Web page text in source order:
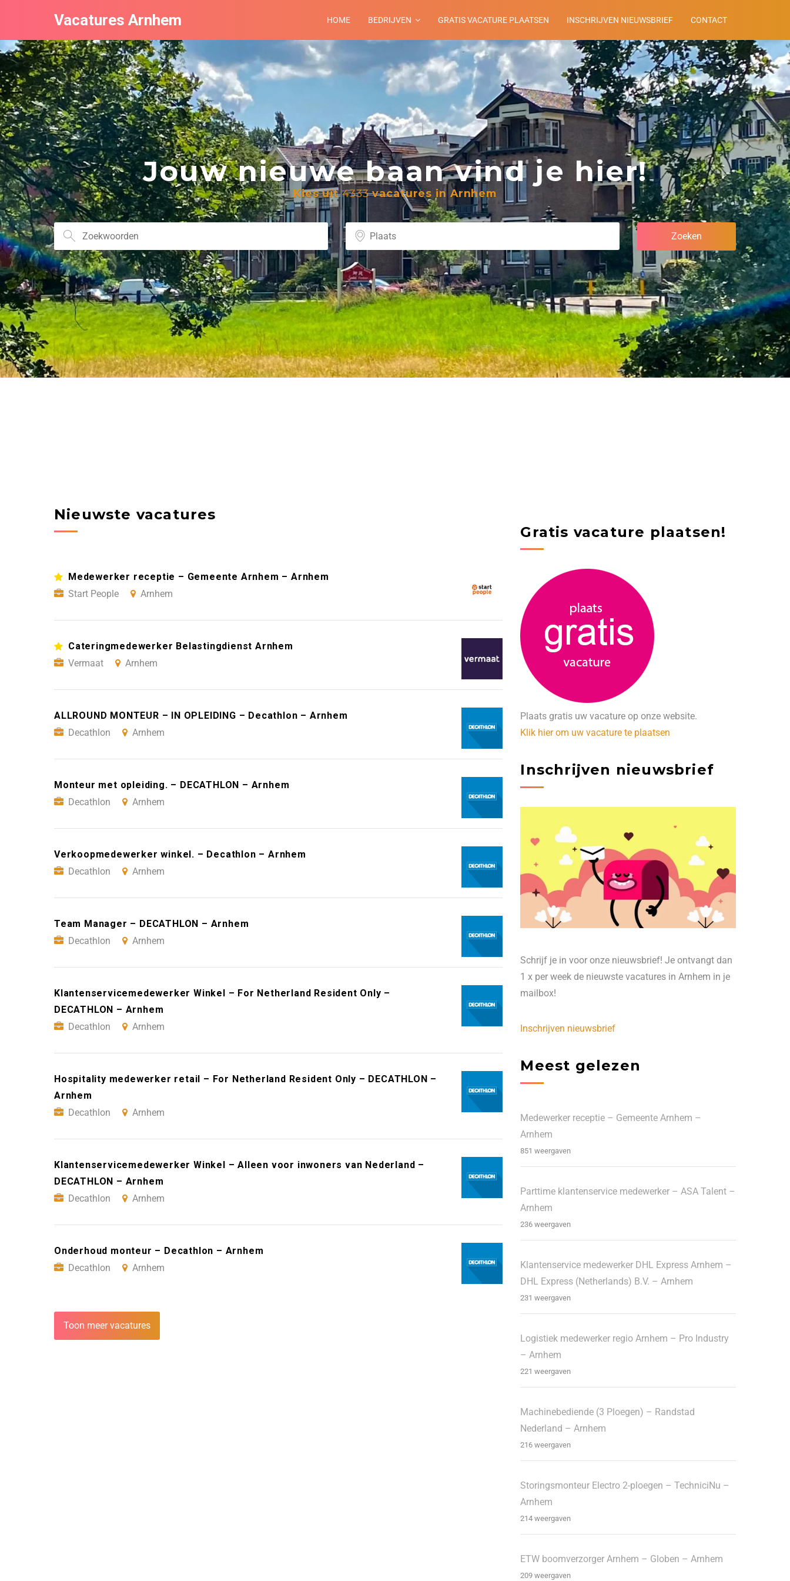
Vacatures Arnhem HOME BEDRIJVEN GRATIS VACATURE PLAATSEN INSCHRIJVEN NIEUWSBRIEF CONTACT
Jouw nieuwe baan vind je hier!
Kies uit4333vacatures in Arnhem
Nieuwste vacatures
Medewerker receptie – Gemeente Arnhem – Arnhem
Start People
Arnhem
Cateringmedewerker Belastingdienst Arnhem
Vermaat
Arnhem
ALLROUND MONTEUR – IN OPLEIDING – Decathlon – Arnhem
Decathlon
Arnhem
Monteur met opleiding. – DECATHLON – Arnhem
Decathlon
Arnhem
Verkoopmedewerker winkel. – Decathlon – Arnhem
Decathlon
Arnhem
Team Manager – DECATHLON – Arnhem
Decathlon
Arnhem
Klantenservicemedewerker Winkel – For Netherland Resident Only –
DECATHLON – Arnhem
Decathlon
Arnhem
Hospitality medewerker retail – For Netherland Resident Only – DECATHLON –
Arnhem
Decathlon
Arnhem
Klantenservicemedewerker Winkel – Alleen voor inwoners van Nederland –
DECATHLON – Arnhem
Decathlon
Arnhem
Onderhoud monteur – Decathlon – Arnhem
Decathlon
Arnhem
Toon meer vacatures
Gratis vacature plaatsen!
Plaats gratis uw vacature op onze website.
Klik hier om uw vacature te plaatsen
Inschrijven nieuwsbrief
Schrijf je in voor onze nieuwsbrief! Je ontvangt dan
1 x per week de nieuwste vacatures in Arnhem in je
mailbox!
Inschrijven nieuwsbrief
Meest gelezen
Medewerker receptie – Gemeente Arnhem –
Arnhem
851 weergaven
Parttime klantenservice medewerker – ASA Talent –
Arnhem
236 weergaven
Klantenservice medewerker DHL Express Arnhem –
DHL Express (Netherlands) B.V. – Arnhem
231 weergaven
Logistiek medewerker regio Arnhem – Pro Industry
– Arnhem
221 weergaven
Machinebediende (3 Ploegen) – Randstad
Nederland – Arnhem
216 weergaven
Storingsmonteur Electro 2-ploegen – TechniciNu –
Arnhem
214 weergaven
ETW boomverzorger Arnhem – Globen – Arnhem
209 weergaven